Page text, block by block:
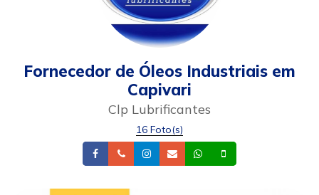
Fornecedor de Óleos Industriais em
Capivari
Clp Lubrificantes
16 Foto(s)
FacebookTelefoneInstagram
Email Whatsapp